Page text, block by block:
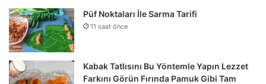
Püf Noktaları İle Sarma Tarifi
11 saat önce
Kabak Tatlısını Bu Yöntemle Yapın Lezzet
Farkını Görün Fırında Pamuk Gibi Tam